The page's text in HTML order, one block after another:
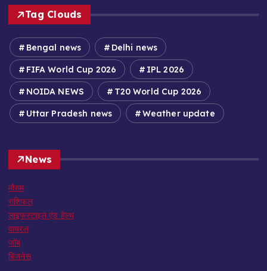
Tag Clouds
Bengal news Delhi news
FIFA World Cup 2026 IPL 2026
NOIDA NEWS T20 World Cup 2026
Uttar Pradesh news Weather update
News
मौसम
राशिफल
लाइफस्टाइल एंड हेल्थ
वायरल
जॉब
बिजनेस